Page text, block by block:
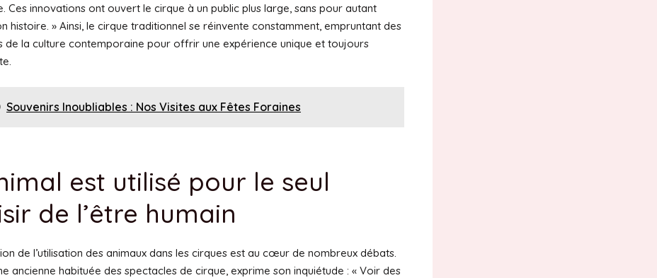
Ces innovations ont ouvert le cirque à un public plus large, sans pour autant
histoire. » Ainsi, le cirque traditionnel se réinvente constamment, empruntant des
de la culture contemporaine pour offrir une expérience unique et toujours
Souvenirs Inoubliables : Nos Visites aux Fêtes Foraines
est utilisé pour le seul
de l’être humain
de l’utilisation des animaux dans les cirques est au cœur de nombreux débats.
ancienne habituée des spectacles de cirque, exprime son inquiétude : « Voir des